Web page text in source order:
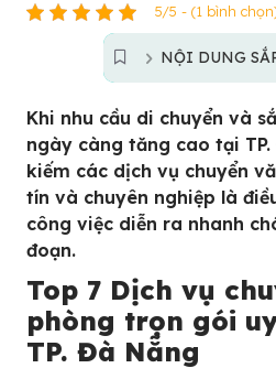
5/5 - (1 bình
NỘI DUNG
Khi nhu cầu di chuyển và
ngày càng tăng cao tại
kiếm các dịch vụ chuyển
tín và chuyên nghiệp là
công việc diễn ra nhanh
đoạn.
Top 7 Dịch vụ
phòng trọn gói
TP. Đà Nẵng